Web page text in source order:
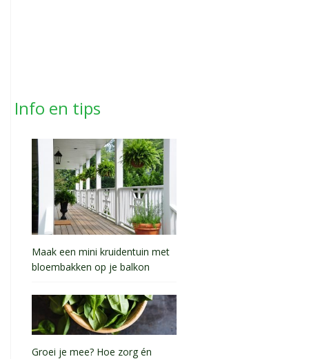
Info en tips
Maak een mini kruidentuin met
bloembakken op je balkon
Groei je mee? Hoe zorg én